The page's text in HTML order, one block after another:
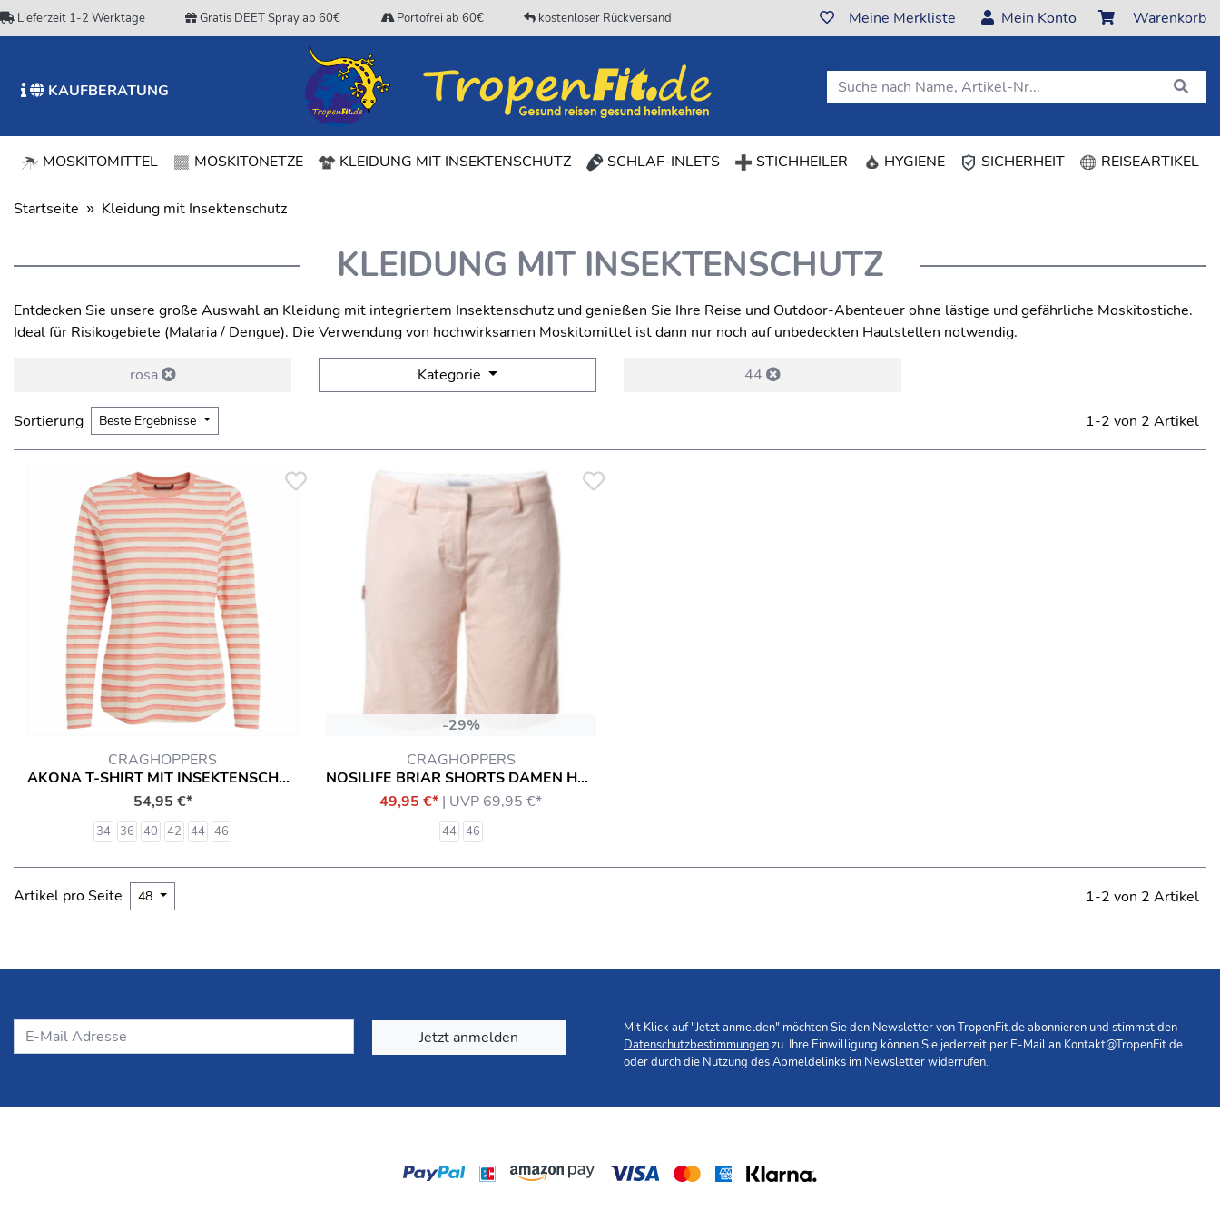
Lieferzeit 1-2 Werktage Gratis DEET Spray ab 60€ Portofrei ab 60€ kostenloser Rückversand Meine Merkliste Mein Konto Warenkorb
KAUFBERATUNG
MOSKITOMITTEL MOSKITONETZE KLEIDUNG MIT INSEKTENSCHUTZ(CURRENT)
SCHLAF-INLETS STICHHEILER HYGIENE SICHERHEIT REISEARTIKEL
Startseite Kleidung mit Insektenschutz
KLEIDUNG MIT INSEKTENSCHUTZ
Entdecken Sie unsere große Auswahl an Kleidung mit integriertem Insektenschutz und genießen Sie Ihre Reise und Outdoor-Abenteuer ohne lästige und gefährliche Moskitostiche.
Ideal für Risikogebiete (Malaria / Dengue). Die Verwendung von hochwirksamen Moskitomittel ist dann nur noch auf unbedeckten Hautstellen notwendig.
rosa Kategorie 44
Sortierung Beste Ergebnisse 1-2 von 2 Artikel
CRAGHOPPERS
AKONA T-SHIRT MIT INSEKTENSCHUTZ LANGARMSHIRT HEMD
54,95 €*
34 36 40 42 44 46
-29%
CRAGHOPPERS
NOSILIFE BRIAR SHORTS DAMEN HOSE
49,95 €* |UVP 69,95 €*
44 46
Artikel pro Seite 48 1-2 von 2 Artikel
Jetzt anmelden
Mit Klick auf "Jetzt anmelden" möchten Sie den Newsletter von TropenFit.de abonnieren und stimmst den
Datenschutzbestimmungenzu. Ihre Einwilligung können Sie jederzeit per E-Mail an Kontakt@TropenFit.de
oder durch die Nutzung des Abmeldelinks im Newsletter widerrufen.